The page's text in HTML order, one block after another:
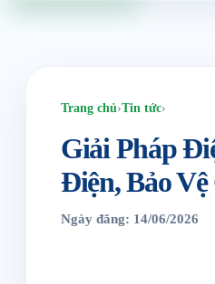
Trang chủ›Tin tức›
Giải Pháp
Điện, Bảo Vệ
Ngày đăng: 14/06/2026